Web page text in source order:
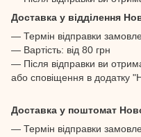
Доставка у відділення
— Термін відправки
— Вартість: від 80 грн
— Після відправки ви
або сповіщення в додатку
Доставка у поштомат
— Термін відправки